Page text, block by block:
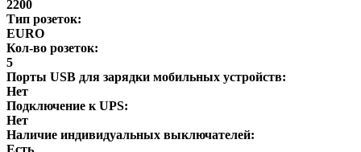
2200
Тип розеток:
EURO
Кол-во розеток:
5
Порты USB для зарядки мобильных устройств:
Нет
Подключение к UPS:
Нет
Наличие индивидуальных выключателей:
Есть